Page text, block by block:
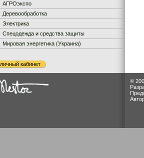
АГРОэкспо
Деревообработка
Электрика
Cпецодежда и средства защиты
Мировая энергетика (Украина)
личный кабинет
©